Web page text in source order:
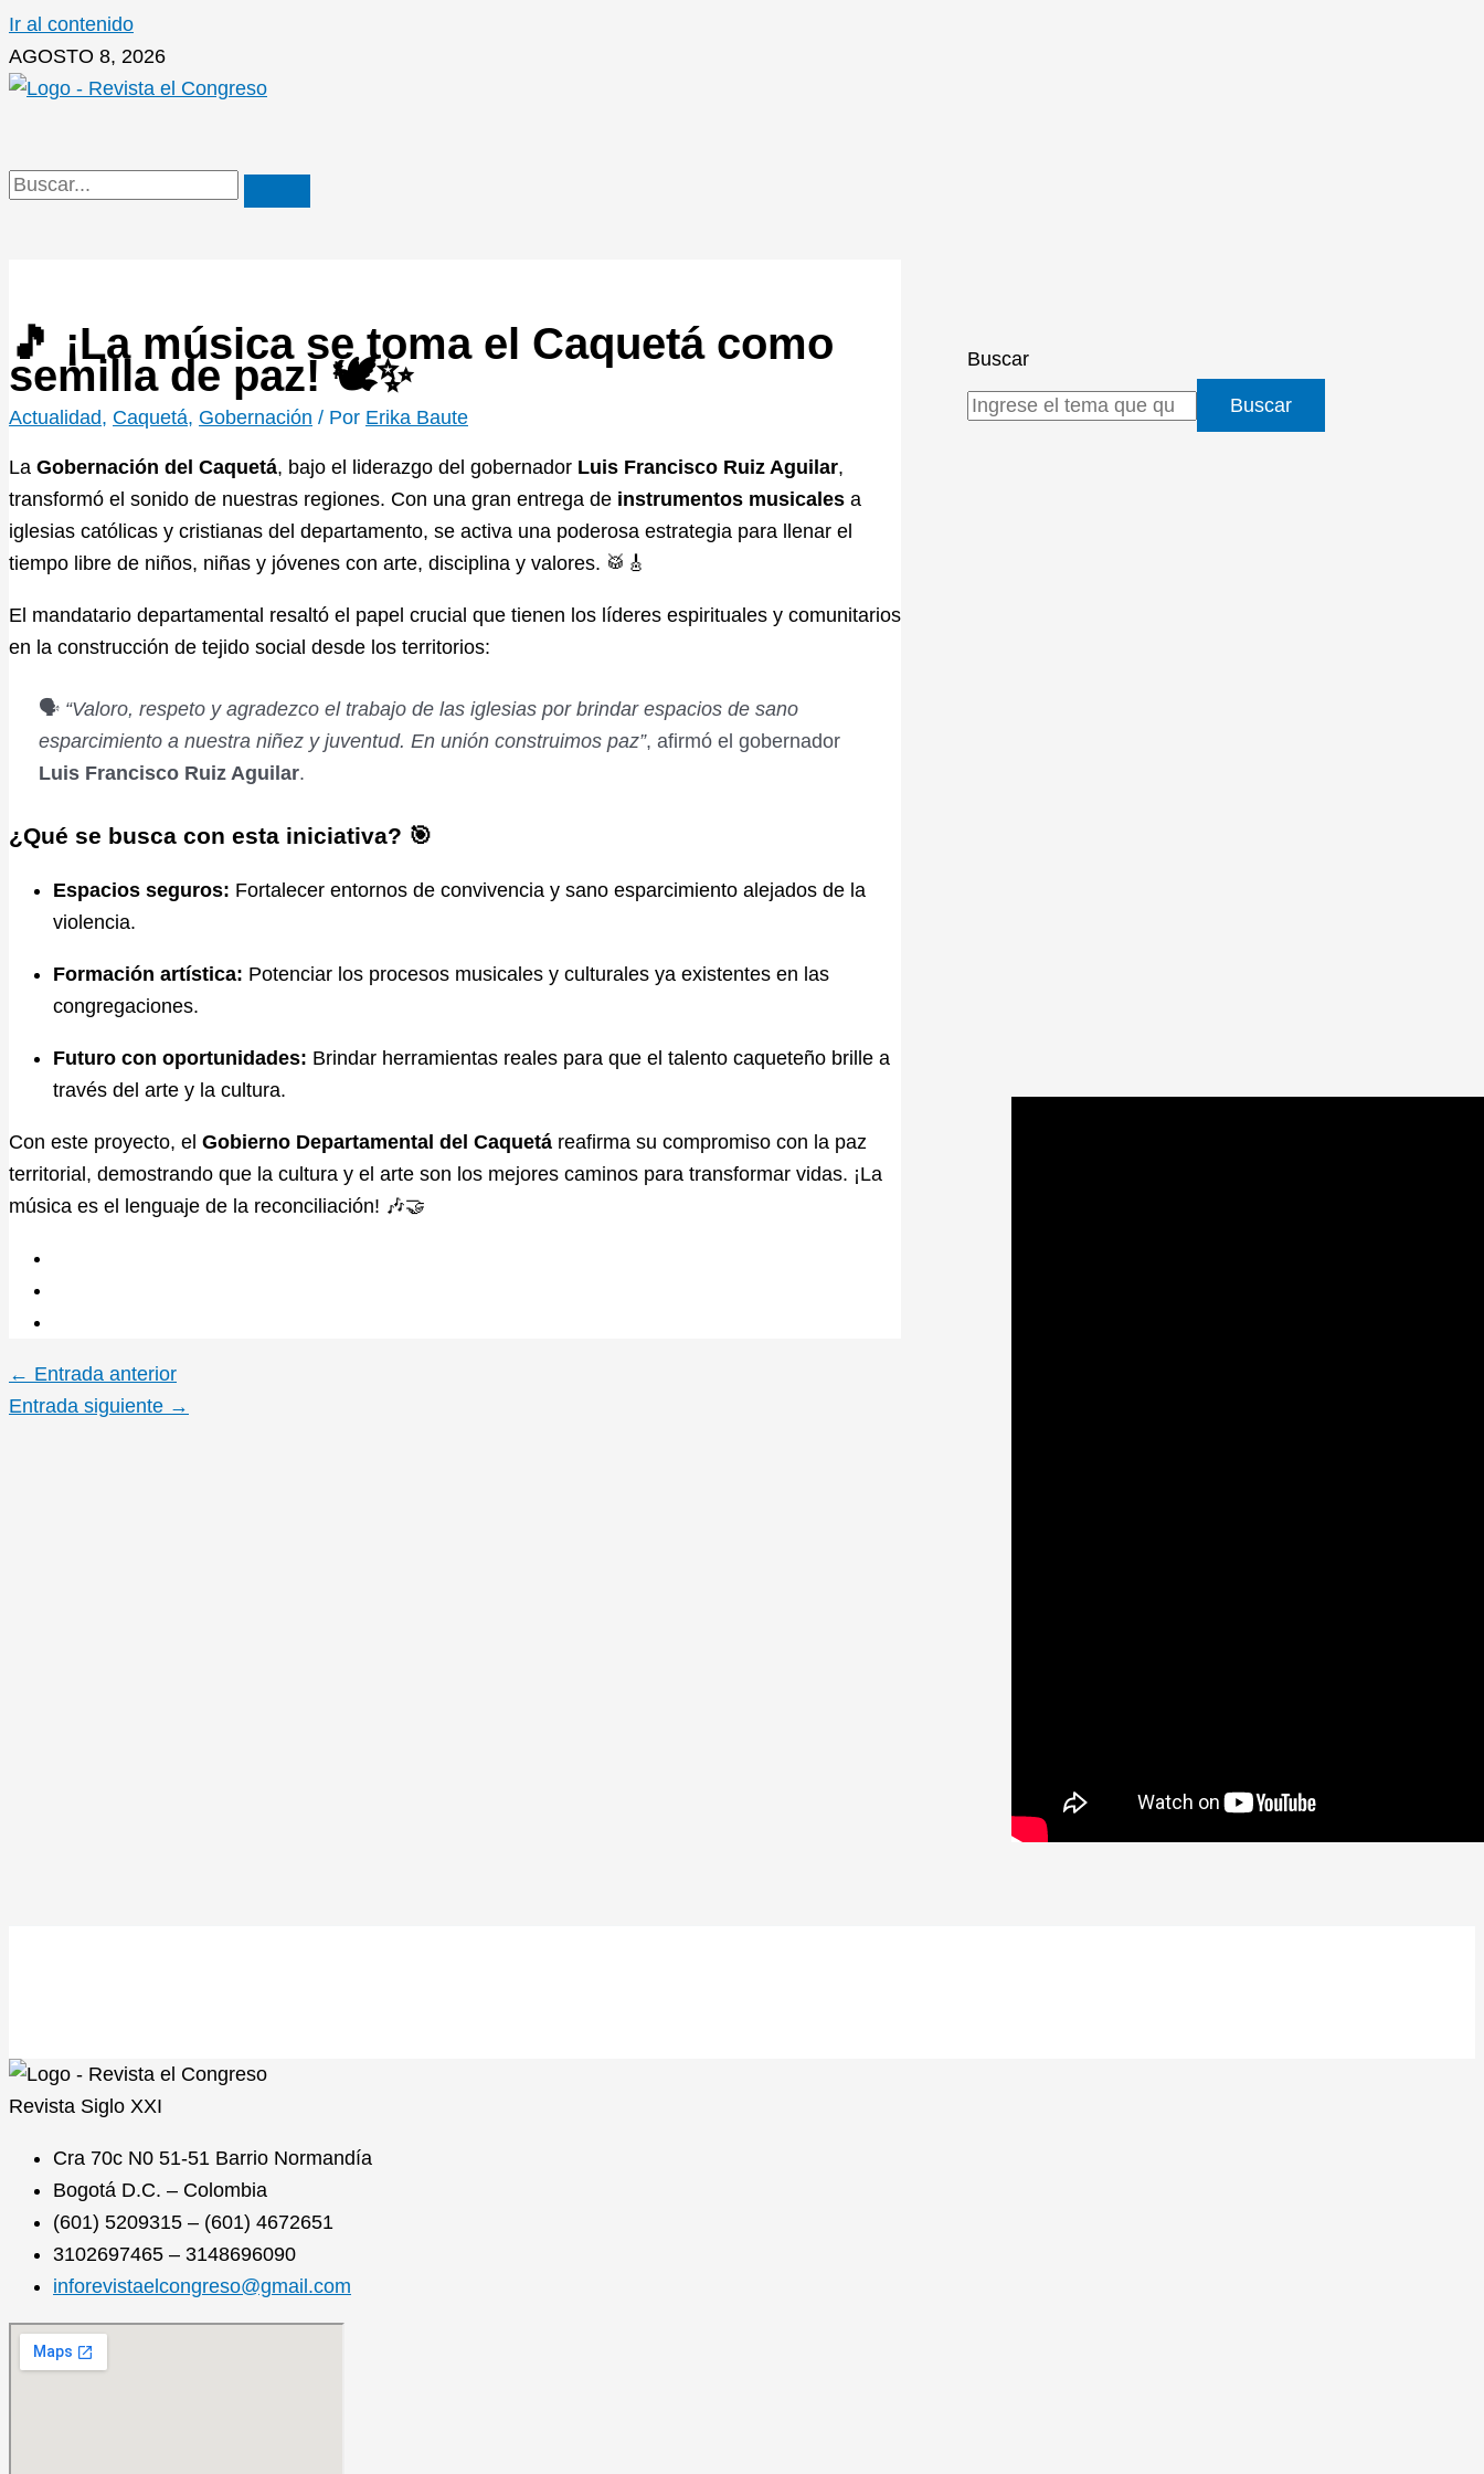
Ir al contenido
AGOSTO 8, 2026
🎵 ¡La música se toma el Caquetá como
semilla de paz! 🕊️✨
Actualidad, Caquetá, Gobernación / Por Erika Baute
La Gobernación del Caquetá, bajo el liderazgo del gobernador Luis Francisco Ruiz Aguilar,
transformó el sonido de nuestras regiones. Con una gran entrega de instrumentos musicales a
iglesias católicas y cristianas del departamento, se activa una poderosa estrategia para llenar el
tiempo libre de niños, niñas y jóvenes con arte, disciplina y valores. 🥁🎸
El mandatario departamental resaltó el papel crucial que tienen los líderes espirituales y comunitarios
en la construcción de tejido social desde los territorios:
🗣️ “Valoro, respeto y agradezco el trabajo de las iglesias por brindar espacios de sano
esparcimiento a nuestra niñez y juventud. En unión construimos paz”, afirmó el gobernador
Luis Francisco Ruiz Aguilar.
¿Qué se busca con esta iniciativa? 🎯
Espacios seguros: Fortalecer entornos de convivencia y sano esparcimiento alejados de la
violencia.
Formación artística: Potenciar los procesos musicales y culturales ya existentes en las
congregaciones.
Futuro con oportunidades: Brindar herramientas reales para que el talento caqueteño brille a
través del arte y la cultura.
Con este proyecto, el Gobierno Departamental del Caquetá reafirma su compromiso con la paz
territorial, demostrando que la cultura y el arte son los mejores caminos para transformar vidas. ¡La
música es el lenguaje de la reconciliación! 🎶🤝
← Entrada anterior
Entrada siguiente →
Buscar
Buscar
Revista Siglo XXI
Cra 70c N0 51-51 Barrio Normandía
Bogotá D.C. – Colombia
(601) 5209315 – (601) 4672651
3102697465 – 3148696090
inforevistaelcongreso@gmail.com